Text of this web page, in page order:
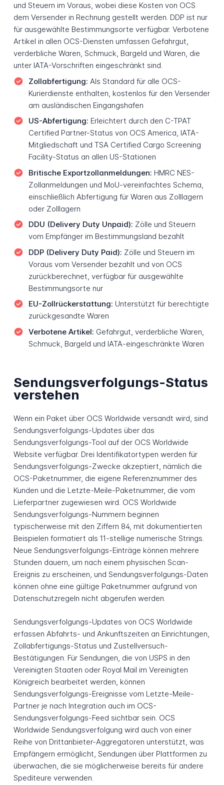
und Steuern im Voraus, wobei diese Kosten von OCS
dem Versender in Rechnung gestellt werden. DDP ist nur
für ausgewählte Bestimmungsorte verfügbar. Verbotene
Artikel in allen OCS-Diensten umfassen Gefahrgut,
verderbliche Waren, Schmuck, Bargeld und Waren, die
unter IATA-Vorschriften eingeschränkt sind.
Zollabfertigung: Als Standard für alle OCS-
Kurierdienste enthalten, kostenlos für den Versender
am ausländischen Eingangshafen
US-Abfertigung: Erleichtert durch den C-TPAT
Certified Partner-Status von OCS America, IATA-
Mitgliedschaft und TSA Certified Cargo Screening
Facility-Status an allen US-Stationen
Britische Exportzollanmeldungen: HMRC NES-
Zollanmeldungen und MoU-vereinfachtes Schema,
einschließlich Abfertigung für Waren aus Zolllagern
oder Zolllagern
DDU (Delivery Duty Unpaid): Zölle und Steuern
vom Empfänger im Bestimmungsland bezahlt
DDP (Delivery Duty Paid): Zölle und Steuern im
Voraus vom Versender bezahlt und von OCS
zurückberechnet, verfügbar für ausgewählte
Bestimmungsorte nur
EU-Zollrückerstattung: Unterstützt für berechtigte
zurückgesandte Waren
Verbotene Artikel: Gefahrgut, verderbliche Waren,
Schmuck, Bargeld und IATA-eingeschränkte Waren
Sendungsverfolgungs-Status
verstehen
Wenn ein Paket über OCS Worldwide versandt wird, sind
Sendungsverfolgungs-Updates über das
Sendungsverfolgungs-Tool auf der OCS Worldwide
Website verfügbar. Drei Identifikatortypen werden für
Sendungsverfolgungs-Zwecke akzeptiert, nämlich die
OCS-Paketnummer, die eigene Referenznummer des
Kunden und die Letzte-Meile-Paketnummer, die vom
Lieferpartner zugewiesen wird. OCS Worldwide
Sendungsverfolgungs-Nummern beginnen
typischerweise mit den Ziffern 84, mit dokumentierten
Beispielen formatiert als 11-stellige numerische Strings.
Neue Sendungsverfolgungs-Einträge können mehrere
Stunden dauern, um nach einem physischen Scan-
Ereignis zu erscheinen, und Sendungsverfolgungs-Daten
können ohne eine gültige Paketnummer aufgrund von
Datenschutzregeln nicht abgerufen werden.
Sendungsverfolgungs-Updates von OCS Worldwide
erfassen Abfahrts- und Ankunftszeiten an Einrichtungen,
Zollabfertigungs-Status und Zustellversuch-
Bestätigungen. Für Sendungen, die von USPS in den
Vereinigten Staaten oder Royal Mail im Vereinigten
Königreich bearbeitet werden, können
Sendungsverfolgungs-Ereignisse vom Letzte-Meile-
Partner je nach Integration auch im OCS-
Sendungsverfolgungs-Feed sichtbar sein. OCS
Worldwide Sendungsverfolgung wird auch von einer
Reihe von Drittanbieter-Aggregatoren unterstützt, was
Empfängern ermöglicht, Sendungen über Plattformen zu
überwachen, die sie möglicherweise bereits für andere
Spediteure verwenden.